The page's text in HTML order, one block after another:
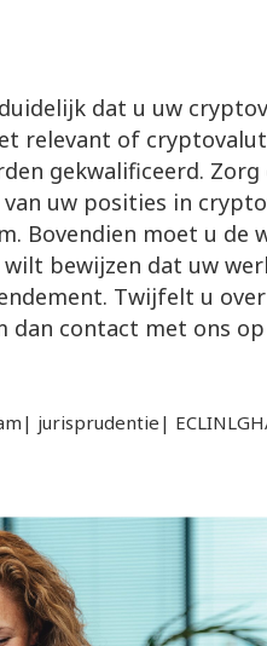
dat u uw
relevant of
gekwalificeerd.
uw posities in
Bovendien moet u de
wilt bewijzen dat uw
Twijfelt u over
dan contact met ons
jurisprudentie|